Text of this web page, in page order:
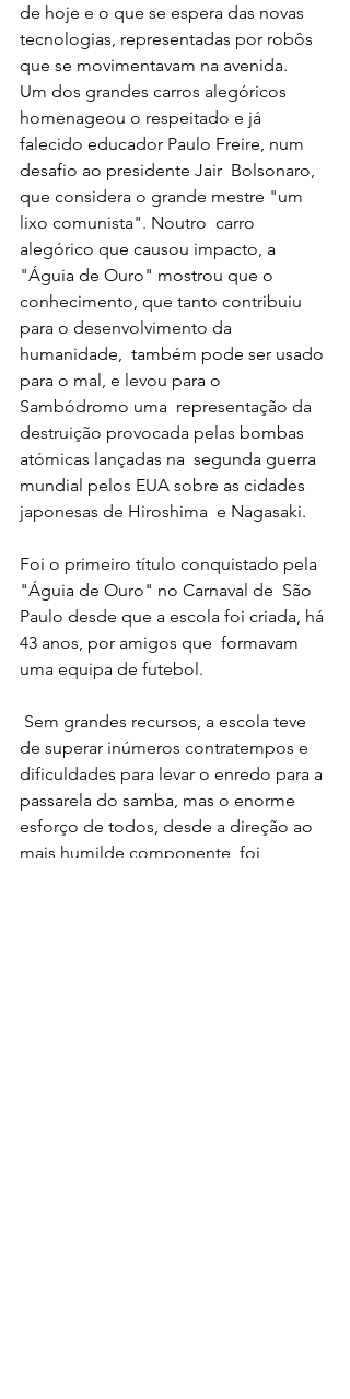
de hoje e o que se espera das novas
tecnologias, representadas por robôs
que se movimentavam na avenida.
Um dos grandes carros alegóricos
homenageou o respeitado e já
falecido educador Paulo Freire, num
desafio ao presidente Jair  Bolsonaro,
que considera o grande mestre "um
lixo comunista". Noutro  carro
alegórico que causou impacto, a
"Águia de Ouro" mostrou que o
conhecimento, que tanto contribuiu
para o desenvolvimento da
humanidade,  também pode ser usado
para o mal, e levou para o
Sambódromo uma  representação da
destruição provocada pelas bombas
atómicas lançadas na  segunda guerra
mundial pelos EUA sobre as cidades
japonesas de Hiroshima  e Nagasaki.
Foi o primeiro título conquistado pela
"Águia de Ouro" no Carnaval de  São
Paulo desde que a escola foi criada, há
43 anos, por amigos que  formavam
uma equipa de futebol.
de superar inúmeros contratempos e
dificuldades para levar o enredo para a
passarela do samba, mas o enorme
esforço de todos, desde a direção ao
mais humilde componente, foi